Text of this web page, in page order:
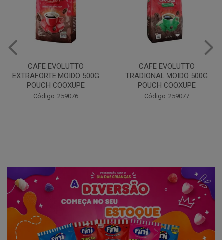
CAFE EVOLUTTO
TRADIONAL MOIDO 500G
POUCH COOXUPE
Código: 259077
CAFE EVOLUTTO PREMIUM
MOIDO 500G COOXUPE
Código: 259094